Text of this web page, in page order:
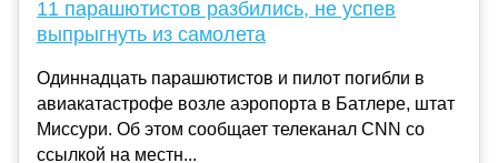
11 парашютистов разбились, не успев
выпрыгнуть из самолета
Одиннадцать парашютистов и пилот погибли в
авиакатастрофе возле аэропорта в Батлере, штат
Миссури. Об этом сообщает телеканал CNN со
ссылкой на местн...